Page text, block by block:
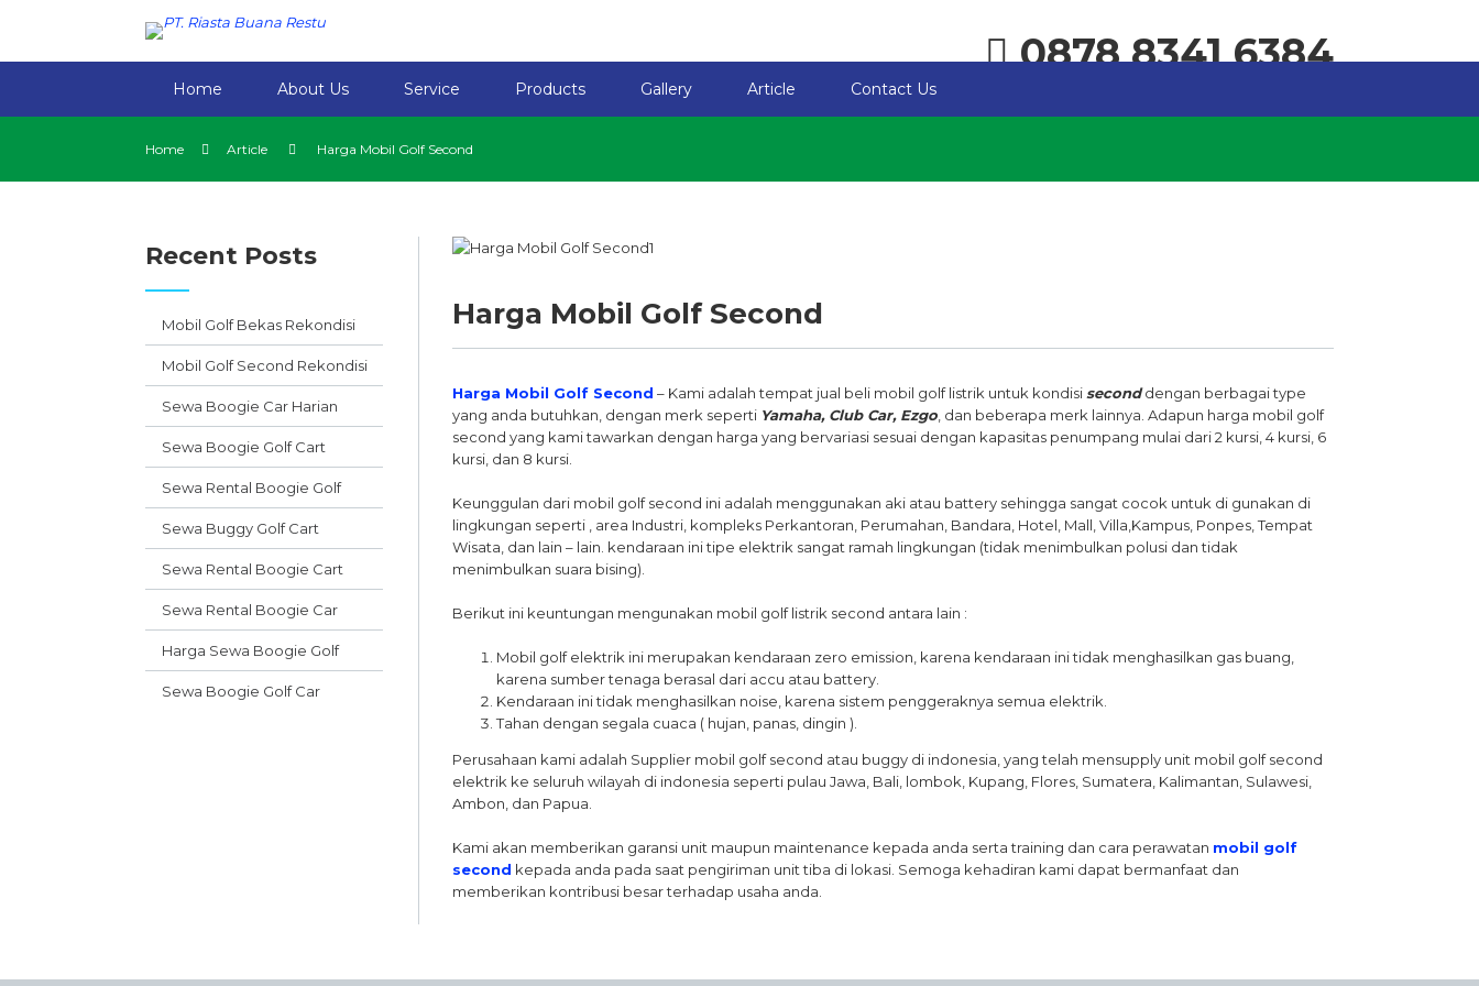
0878 8341 6384
Home About Us Service Products Gallery Article Contact Us
Home Article Harga Mobil Golf Second
Recent Posts
Mobil Golf Bekas Rekondisi
Mobil Golf Second Rekondisi
Sewa Boogie Car Harian
Sewa Boogie Golf Cart
Sewa Rental Boogie Golf
Sewa Buggy Golf Cart
Sewa Rental Boogie Cart
Sewa Rental Boogie Car
Harga Sewa Boogie Golf
Sewa Boogie Golf Car
Harga Mobil Golf Second
Harga Mobil Golf Second – Kami adalah tempat jual beli mobil golf listrik untuk kondisi seconddengan berbagai type
yang anda butuhkan, dengan merk seperti Yamaha, Club Car, Ezgo , dan beberapa merk lainnya. Adapun harga mobil golf
second yang kami tawarkan dengan harga yang bervariasi sesuai dengan kapasitas penumpang mulai dari 2 kursi, 4 kursi, 6
kursi, dan 8 kursi.
Keunggulan dari mobil golf second ini adalah menggunakan aki atau battery sehingga sangat cocok untuk di gunakan di
lingkungan seperti , area Industri, kompleks Perkantoran, Perumahan, Bandara, Hotel, Mall, Villa,Kampus, Ponpes, Tempat
Wisata, dan lain – lain. kendaraan ini tipe elektrik sangat ramah lingkungan (tidak menimbulkan polusi dan tidak
menimbulkan suara bising).
Berikut ini keuntungan mengunakan mobil golf listrik second antara lain :
Mobil golf elektrik ini merupakan kendaraan zero emission, karena kendaraan ini tidak menghasilkan gas buang,
karena sumber tenaga berasal dari accu atau battery.
Kendaraan ini tidak menghasilkan noise, karena sistem penggeraknya semua elektrik.
Tahan dengan segala cuaca ( hujan, panas, dingin ).
Perusahaan kami adalah Supplier mobil golf second atau buggy di indonesia, yang telah mensupply unit mobil golf second
elektrik ke seluruh wilayah di indonesia seperti pulau Jawa, Bali, lombok, Kupang, Flores, Sumatera, Kalimantan, Sulawesi,
Ambon, dan Papua.
Kami akan memberikan garansi unit maupun maintenance kepada anda serta training dan cara perawatan mobil golf
second kepada anda pada saat pengiriman unit tiba di lokasi. Semoga kehadiran kami dapat bermanfaat dan
memberikan kontribusi besar terhadap usaha anda.